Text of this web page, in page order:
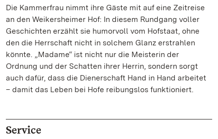
Die Kammerfrau nimmt ihre Gäste mit auf eine Zeitreise
an den Weikersheimer Hof: In diesem Rundgang voller
Geschichten erzählt sie humorvoll vom Hofstaat, ohne
den die Herrschaft nicht in solchem Glanz erstrahlen
könnte. „Madame“ ist nicht nur die Meisterin der
Ordnung und der Schatten ihrer Herrin, sondern sorgt
auch dafür, dass die Dienerschaft Hand in Hand arbeitet
– damit das Leben bei Hofe reibungslos funktioniert.
Service